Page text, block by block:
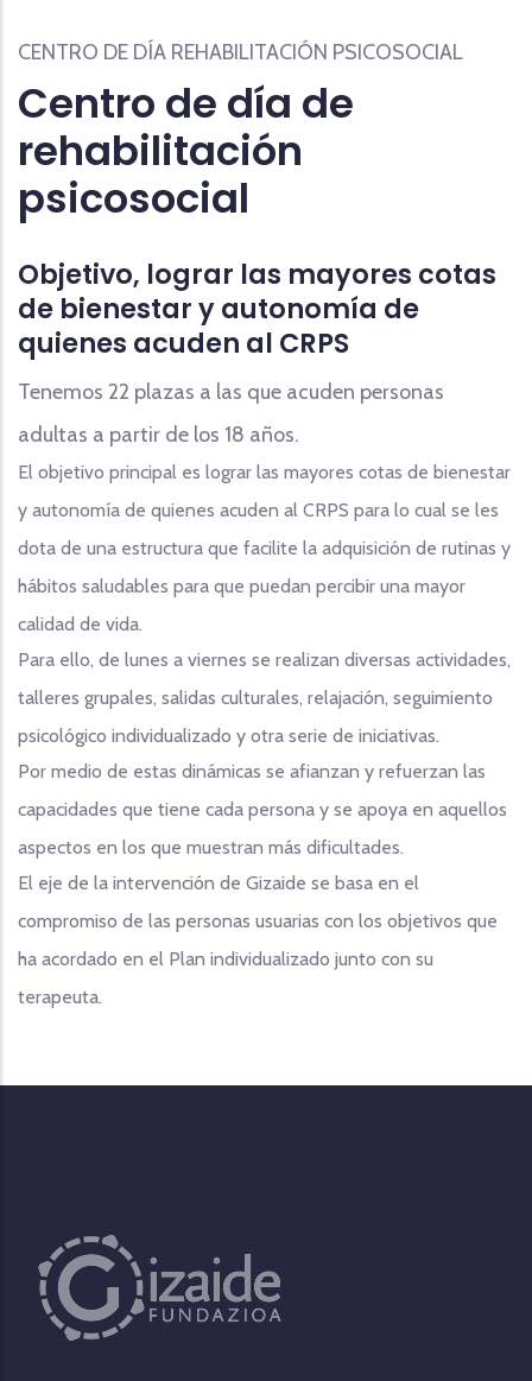
CENTRO DE DÍA REHABILITACIÓN PSICOSOCIAL
Centro de día de
rehabilitación
psicosocial
Objetivo, lograr las mayores cotas
de bienestar y autonomía de
quienes acuden al CRPS
Tenemos 22 plazas a las que acuden personas
adultas a partir de los 18 años.
El objetivo principal es lograr las mayores cotas de bienestar
y autonomía de quienes acuden al CRPS para lo cual se les
dota de una estructura que facilite la adquisición de rutinas y
hábitos saludables para que puedan percibir una mayor
calidad de vida.
Para ello, de lunes a viernes se realizan diversas actividades,
talleres grupales, salidas culturales, relajación, seguimiento
psicológico individualizado y otra serie de iniciativas.
Por medio de estas dinámicas se afianzan y refuerzan las
capacidades que tiene cada persona y se apoya en aquellos
aspectos en los que muestran más dificultades.
El eje de la intervención de Gizaide se basa en el
compromiso de las personas usuarias con los objetivos que
ha acordado en el Plan individualizado junto con su
terapeuta.